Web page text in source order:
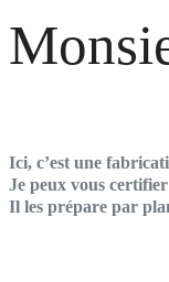
Ici, c’est une
Je peux vous
Il les prépare par